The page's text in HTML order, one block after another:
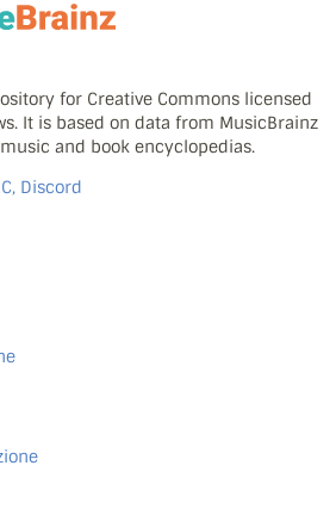
for Creative Commons licensed
It is based on data from MusicBrainz
and book encyclopedias.
Discord